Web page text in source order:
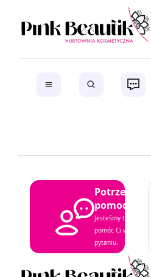
Potrzebujesz
pomocy?
Jesteśmy tutaj, aby
pomóc Ci w każdym
pytaniu.